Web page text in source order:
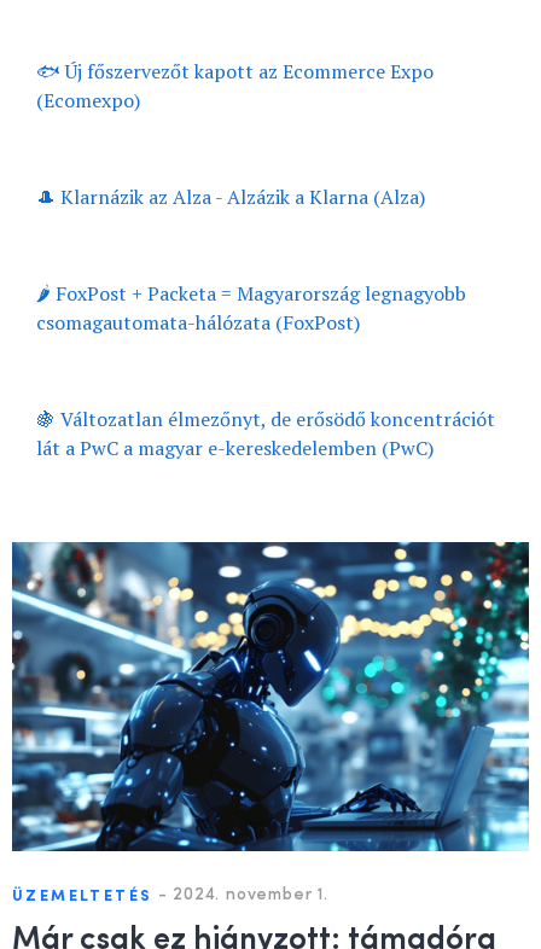
🐟 Új főszervezőt kapott az Ecommerce Expo
(Ecomexpo)
🎩 Klarnázik az Alza - Alzázik a Klarna (Alza)
🌶️ FoxPost + Packeta = Magyarország legnagyobb
csomagautomata-hálózata (FoxPost)
🍇 Változatlan élmezőnyt, de erősödő koncentrációt
lát a PwC a magyar e-kereskedelemben (PwC)
ÜZEMELTETÉS - 2024. november 1.
Már csak ez hiányzott: támadóra